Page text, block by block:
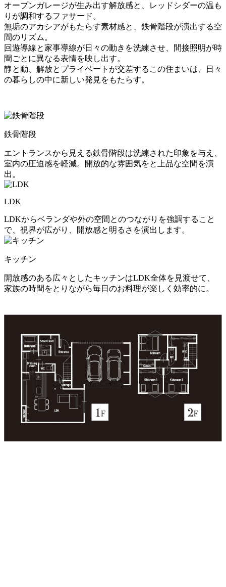
オープンガレージが生み出す解放感と、レッドシダーの温も
りが調和するファサード。
無垢のアカシアがもたらす素材感と、鉄骨階段が演出する空
間のリズム。
回遊導線と家事導線が日々の動きを洗練させ、間接照明が時
間ごとに異なる表情を映し出す。
静と動、解放とプライベートが交差するこの住まいは、日々
の暮らしの中に新しい発見をもたらす。
鉄骨階段
エントランスから見える鉄骨階段は洗練された印象を与え、
室内の圧迫感を軽減。開放的な雰囲気をと上品な空間を演
出。
LDK
LDKからベランダや外の空間とのつながりを強調すること
で、視界が広がり、開放感と明るさを演出します。
キッチン
開放感のある広々としたキッチンはLDK全体を見渡せて、
家族の時間をとりながら毎日のお料理が楽しく効率的に。